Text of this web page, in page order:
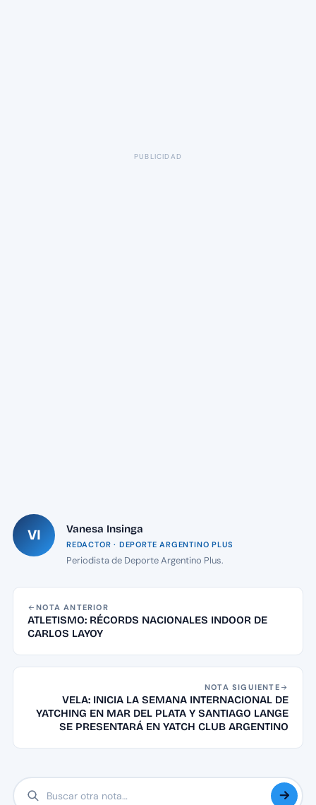
PUBLICIDAD
VI Vanesa Insinga
REDACTOR · DEPORTE ARGENTINO PLUS
Periodista de Deporte Argentino Plus.
NOTA ANTERIOR
ATLETISMO: RÉCORDS NACIONALES INDOOR DE
CARLOS LAYOY
NOTA SIGUIENTE
VELA: INICIA LA SEMANA INTERNACIONAL DE
YATCHING EN MAR DEL PLATA Y SANTIAGO LANGE
SE PRESENTARÁ EN YATCH CLUB ARGENTINO